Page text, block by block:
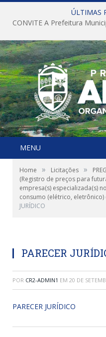
ÚLTIMAS
MENU
Home » Licitações »
(Registro de preços para
empresa(s) especializada(s)
consumo (elétrico, eletrônico)
JURÍDICO
PARECER
POR CR2-ADMIN1 EM 20 DE
PARECER JURÍDICO